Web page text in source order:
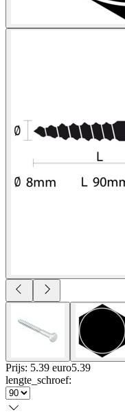
Prijs: 5.39 euro5.39
lengte_schroef: